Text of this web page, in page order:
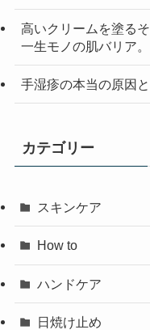
高いクリームを塗る
一生モノの肌バリア。
手湿疹の本当の原因
カテゴリー
スキンケア
How to
ハンドケア
日焼け止め